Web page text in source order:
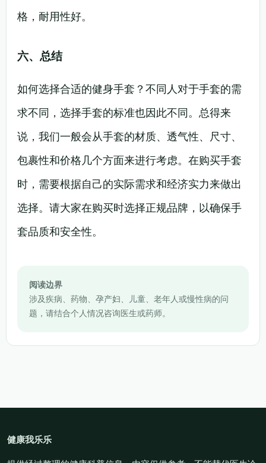
格，耐用性好。
六、总结
如何选择合适的健身手套？不同人对于手套的需
求不同，选择手套的标准也因此不同。总得来
说，我们一般会从手套的材质、透气性、尺寸、
包裹性和价格几个方面来进行考虑。在购买手套
时，需要根据自己的实际需求和经济实力来做出
选择。请大家在购买时选择正规品牌，以确保手
套品质和安全性。
阅读边界
涉及疾病、药物、孕产妇、儿童、老年人或慢性病的问
题，请结合个人情况咨询医生或药师。
健康我乐乐